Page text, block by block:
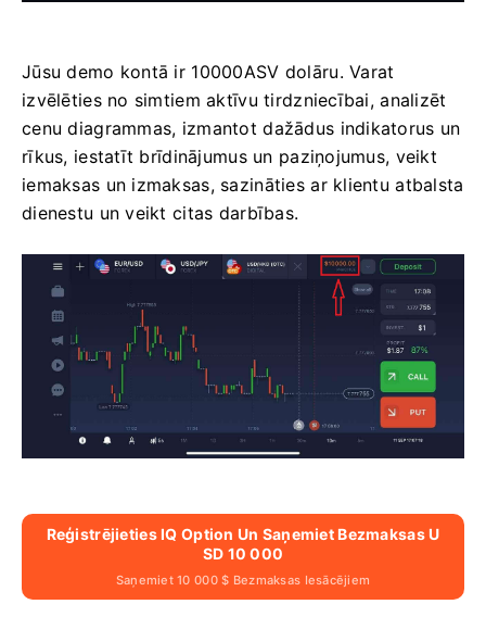
Jūsu demo kontā ir 10000ASV dolāru. Varat
izvēlēties no simtiem aktīvu tirdzniecībai, analizēt
cenu diagrammas, izmantot dažādus indikatorus un
rīkus, iestatīt brīdinājumus un paziņojumus, veikt
iemaksas un izmaksas, sazināties ar klientu atbalsta
dienestu un veikt citas darbības.
Reģistrējieties IQ Option Un Saņemiet Bezmaksas U
SD 10 000
Saņemiet 10 000 $ Bezmaksas Iesācējiem